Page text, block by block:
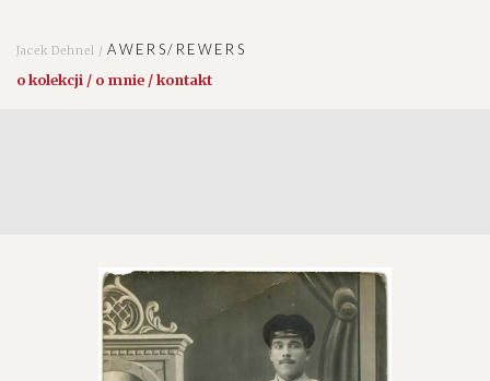
Jacek Dehnel /AWERS/REWERS
o kolekcji / o mnie / kontakt